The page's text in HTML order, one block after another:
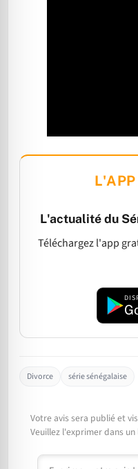
L'APP
L'actualité du
Téléchargez l'app
Divorce série sénégalaise
Votre avis sera publié et
Veuillez l'exprimer dans
Commentaire